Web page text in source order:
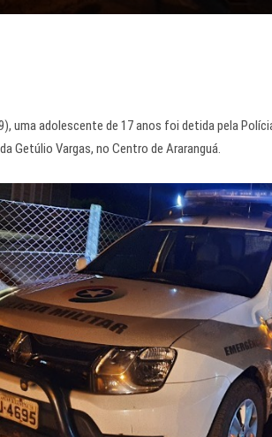
uma adolescente de 17 anos foi detida pela
Getúlio Vargas, no Centro de Araranguá.